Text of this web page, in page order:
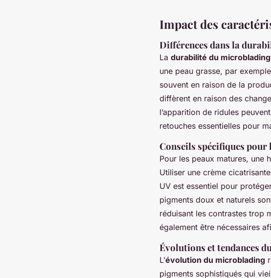
Impact des
Différences dans la
La durabilité du microblading
une peau grasse, par
souvent en raison de la
diffèrent en raison des
l’apparition de ridules
retouches essentielles pour
Conseils spécifiques pour
Pour les peaux matures, une
Utiliser une crème
UV est essentiel pour
pigments doux et naturels
réduisant les contrastes trop
également être nécessaires
Évolutions et tendances
L’évolution du microblading
pigments sophistiqués qui